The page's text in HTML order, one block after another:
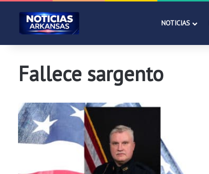
NOTICIAS
Fallece sargento